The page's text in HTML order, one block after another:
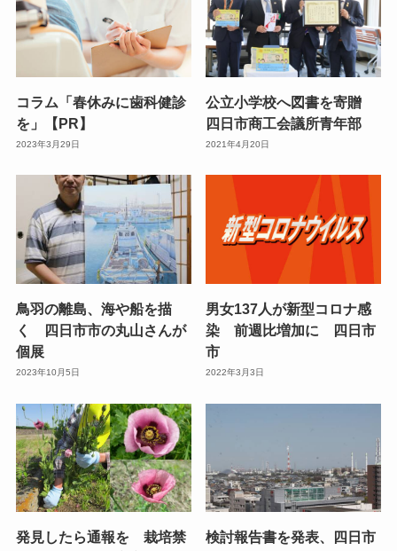
コラム「春休みに歯科健診
を」【PR】
2023年3月29日
公立小学校へ図書を寄贈
四日市商工会議所青年部
2021年4月20日
鳥羽の離島、海や船を描
く 四日市市の丸山さんが
個展
2023年10月5日
男女137人が新型コロナ感
染 前週比増加に 四日市
市
2022年3月3日
発見したら通報を 栽培禁
検討報告書を発表、四日市